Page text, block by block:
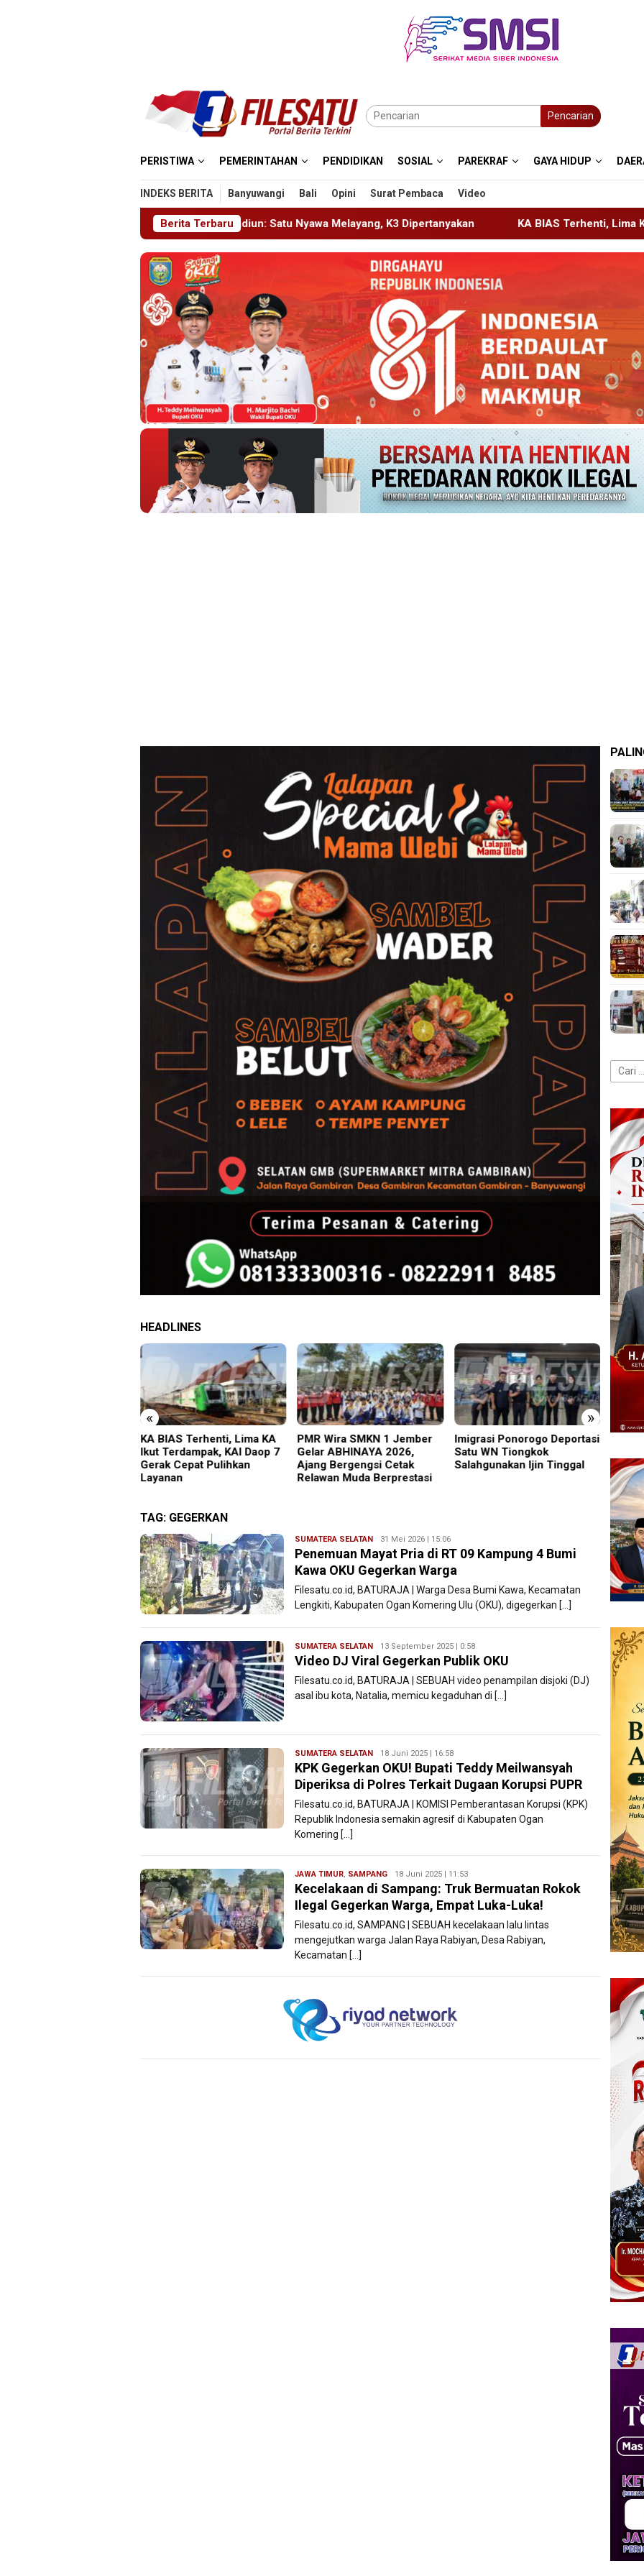
Pencarian
PERISTIWA PEMERINTAHAN PENDIDIKAN SOSIAL PAREKRAF GAYA HIDUP
INDEKS BERITA Banyuwangi Bali Opini Surat Pembaca Video
Berita Terbaru
Masjid MIN 5 Madiun: Satu Nyawa Melayang, K3 Dipertanyakan KA BIAS Terhenti, Lima KA Ikut Terdampak, KAI
HEADLINES
« »
PMR Wira SMKN 1 Jember
Gelar ABHINAYA 2026,
Ajang Bergengsi Cetak
Relawan Muda Berprestasi
Imigrasi Ponorogo Deportasi
Satu WN Tiongkok
Salahgunakan Ijin Tinggal
19 Siswa Sakit Bersamaan,
Wartawan Sempat Terhalang
Masuk ke Ruang UGD
TAG: GEGERKAN
SUMATERA SELATAN Ryan
Karawang
31 Mei 2026 | 15:06
Penemuan Mayat Pria di RT 09 Kampung 4 Bumi
Kawa OKU Gegerkan Warga
Filesatu.co.id, BATURAJA | Warga Desa Bumi Kawa, Kecamatan
Lengkiti, Kabupaten Ogan Komering Ulu (OKU), digegerkan […]
SUMATERA SELATAN Ryan
Karawang
13 September 2025 | 0:58
Video DJ Viral Gegerkan Publik OKU
Filesatu.co.id, BATURAJA | SEBUAH video penampilan disjoki (DJ)
asal ibu kota, Natalia, memicu kegaduhan di […]
SUMATERA SELATAN Ryan
Karawang
18 Juni 2025 | 16:58
KPK Gegerkan OKU! Bupati Teddy Meilwansyah
Diperiksa di Polres Terkait Dugaan Korupsi PUPR
Filesatu.co.id, BATURAJA | KOMISI Pemberantasan Korupsi (KPK)
Republik Indonesia semakin agresif di Kabupaten Ogan
Komering […]
JAWA TIMUR, SAMPANG Ryan
Karawang
18 Juni 2025 | 11:53
Kecelakaan di Sampang: Truk Bermuatan Rokok
Ilegal Gegerkan Warga, Empat Luka-Luka!
Filesatu.co.id, SAMPANG | SEBUAH kecelakaan lalu lintas
mengejutkan warga Jalan Raya Rabiyan, Desa Rabiyan,
Kecamatan […]
Cari
untuk: